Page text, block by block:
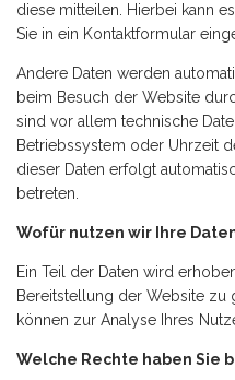
diese mitteilen. Hierbei kann
Sie in ein Kontaktformular
Andere Daten werden
beim Besuch der Website
sind vor allem technische
Betriebssystem oder Uhrzeit
dieser Daten erfolgt
betreten.
Wofür nutzen wir Ihre
Ein Teil der Daten wird
Bereitstellung der Website zu
können zur Analyse Ihres
Welche Rechte haben Sie